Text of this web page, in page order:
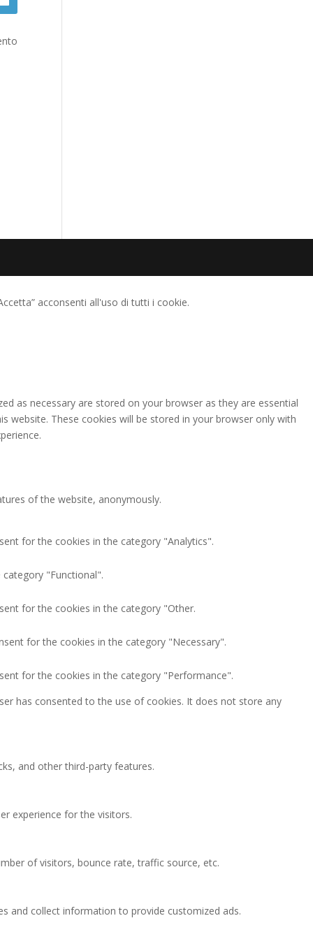
acconsenti all'uso di tutti i cookie.
as necessary are stored on your browser as they are essential
website. These cookies will be stored in your browser only with
of the website, anonymously.
for the cookies in the category "Analytics".
"Functional".
for the cookies in the category "Other.
for the cookies in the category "Necessary".
for the cookies in the category "Performance".
has consented to the use of cookies. It does not store any
and other third-party features.
experience for the visitors.
of visitors, bounce rate, traffic source, etc.
and collect information to provide customized ads.